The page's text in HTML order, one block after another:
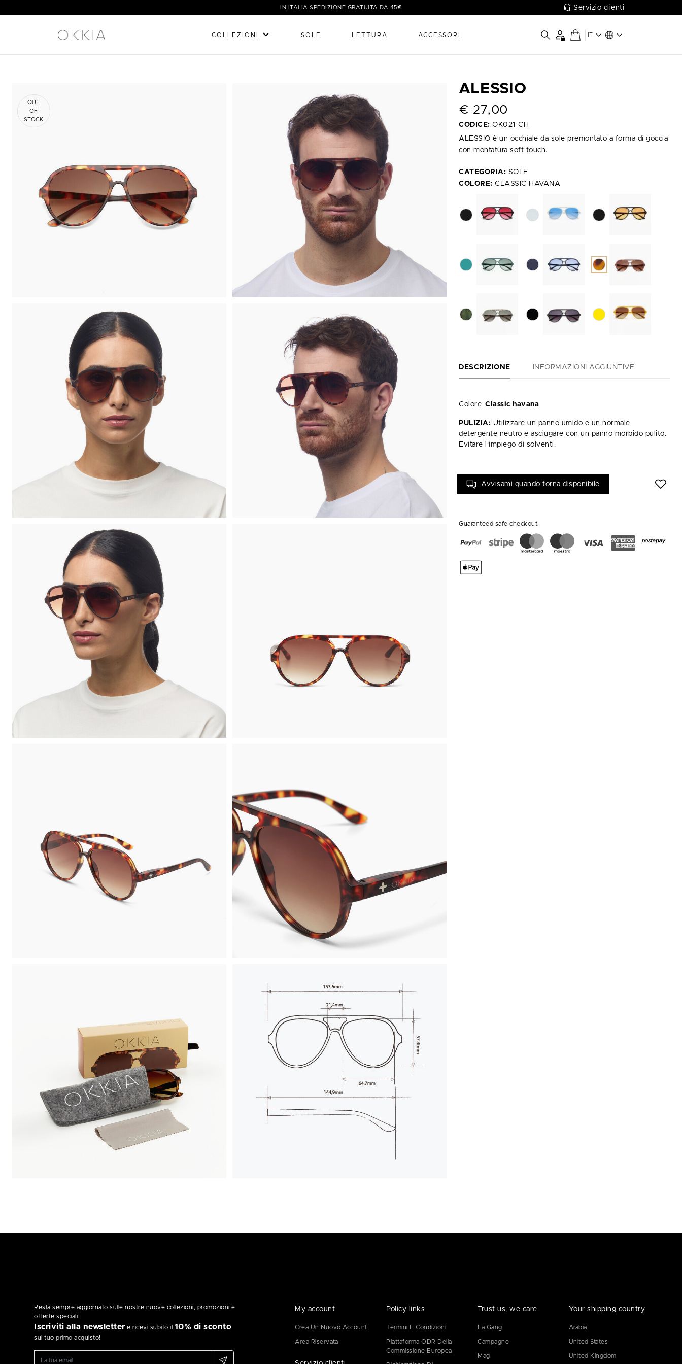
IN ITALIA SPEDIZIONE GRATUITA DA 45€ Servizio clienti
COLLEZIONI SOLE LETTURA ACCESSORI IT
OUT
OF
STOCK
ALESSIO
€ 27,00
CODICE: OK021-CH
ALESSIO è un occhiale da sole premontato a forma di goccia
con montatura soft touch.
CATEGORIA: SOLE
COLORE: CLASSIC HAVANA
DESCRIZIONE INFORMAZIONI AGGIUNTIVE
Colore: Classic havana
PULIZIA: Utilizzare un panno umido e un normale
detergente neutro e asciugare con un panno morbido pulito.
Evitare l’impiego di solventi.
Avvisami quando torna disponibile
Guaranteed safe checkout:
Resta sempre aggiornato sulle nostre nuove collezioni, promozioni e
offerte speciali.
Iscriviti alla newsletter e ricevi subito il 10% di sconto
sul tuo primo acquisto!
My account
Crea Un Nuovo Account
Area Riservata
Policy links
Termini E Condizioni
Piattaforma ODR Della
Commissione Europea
Trust us, we care
La Gang
Campagne
Mag
Your shipping country
Arabia
United States
United Kingdom